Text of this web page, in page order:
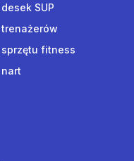
SUP
fitness